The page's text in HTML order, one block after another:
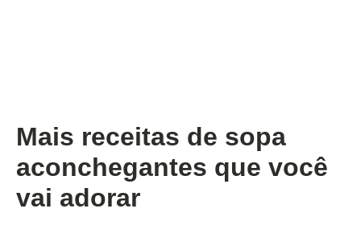
Mais receitas de sopa
aconchegantes que você
vai adorar